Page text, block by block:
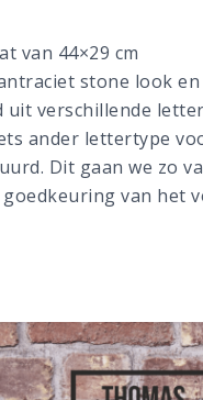
van 44×29 cm
stone look
verschillende
ander lettertype
Dit gaan we zo
van het